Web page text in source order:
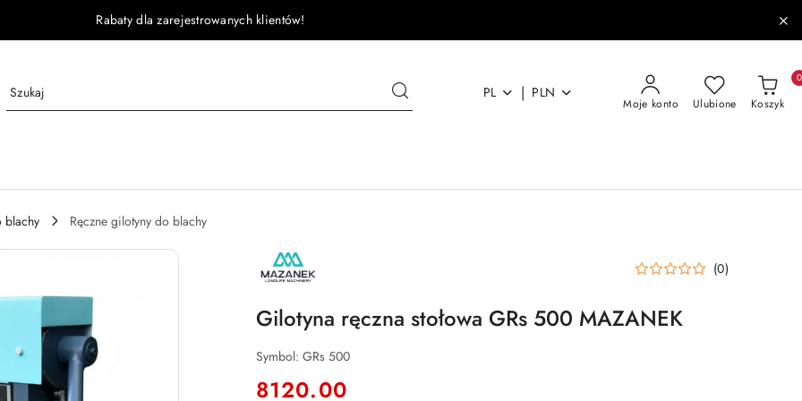
Rabaty dla zarejestrowanych klientów!
PL | PLN
Moje konto Ulubione Koszyk
0
blachy
Ręczne gilotyny do blachy
MAZANEK
(0)
Gilotyna ręczna stołowa GRs 500 MAZANEK
Symbol: GRs 500
cena:
8120.00